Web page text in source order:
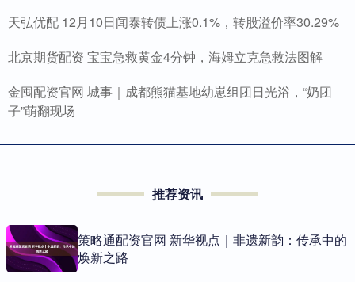
天弘优配 12月10日闻泰转债上涨0.1%，转股溢价率30.29%
北京期货配资 宝宝急救黄金4分钟，海姆立克急救法图解
金囤配资官网 城事｜成都熊猫基地幼崽组团日光浴，“奶团
子”萌翻现场
推荐资讯
策略通配资官网 新华视点｜非遗新韵：传承中的
焕新之路